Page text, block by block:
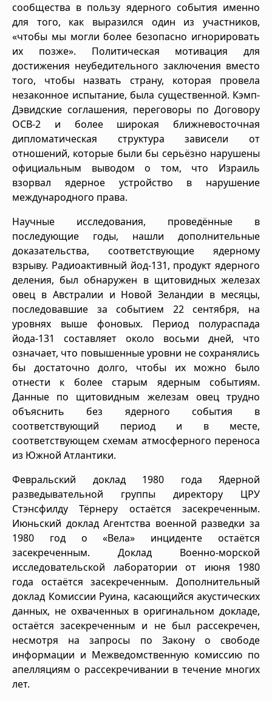
сообщества в пользу ядерного события именно
для того, как выразился один из участников,
«чтобы мы могли более безопасно игнорировать
их позже». Политическая мотивация для
достижения неубедительного заключения вместо
того, чтобы назвать страну, которая провела
незаконное испытание, была существенной. Кэмп-
Дэвидские соглашения, переговоры по Договору
ОСВ-2 и более широкая ближневосточная
дипломатическая структура зависели от
отношений, которые были бы серьёзно нарушены
официальным выводом о том, что Израиль
взорвал ядерное устройство в нарушение
международного права.
Научные исследования, проведённые в
последующие годы, нашли дополнительные
доказательства, соответствующие ядерному
взрыву. Радиоактивный йод-131, продукт ядерного
деления, был обнаружен в щитовидных железах
овец в Австралии и Новой Зеландии в месяцы,
последовавшие за событием 22 сентября, на
уровнях выше фоновых. Период полураспада
йода-131 составляет около восьми дней, что
означает, что повышенные уровни не сохранялись
бы достаточно долго, чтобы их можно было
отнести к более старым ядерным событиям.
Данные по щитовидным железам овец трудно
объяснить без ядерного события в
соответствующий период и в месте,
соответствующем схемам атмосферного переноса
из Южной Атлантики.
Февральский доклад 1980 года Ядерной
разведывательной группы директору ЦРУ
Стэнсфилду Тёрнеру остаётся засекреченным.
Июньский доклад Агентства военной разведки за
1980 год о «Вела» инциденте остаётся
засекреченным. Доклад Военно-морской
исследовательской лаборатории от июня 1980
года остаётся засекреченным. Дополнительный
доклад Комиссии Руина, касающийся акустических
данных, не охваченных в оригинальном докладе,
остаётся засекреченным и не был рассекречен,
несмотря на запросы по Закону о свободе
информации и Межведомственную комиссию по
апелляциям о рассекречивании в течение многих
лет.